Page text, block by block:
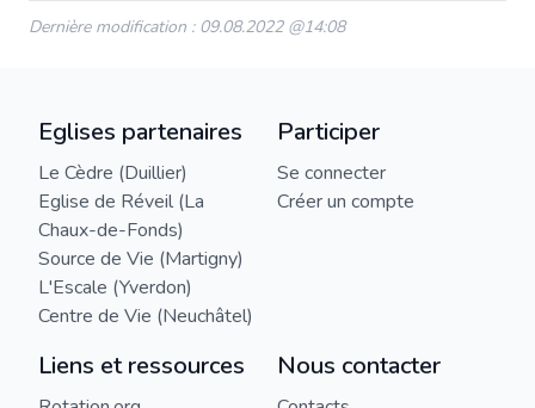
Dernière modification : 09.08.2022 @14:08
Eglises partenaires
Le Cèdre (Duillier)
Eglise de Réveil (La
Chaux-de-Fonds)
Source de Vie (Martigny)
L'Escale (Yverdon)
Centre de Vie (Neuchâtel)
Participer
Se connecter
Créer un compte
Liens et ressources Nous contacter